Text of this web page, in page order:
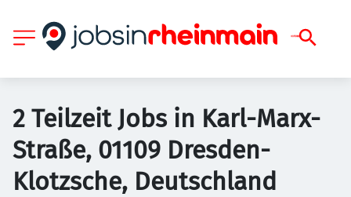
2 Teilzeit Jobs in Karl-Marx-
Straße, 01109 Dresden-
Klotzsche, Deutschland